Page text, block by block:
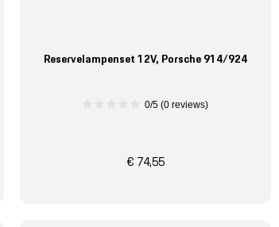
Reservelampenset 12V, Porsche 914/924
0/5 (0 reviews)
€ 74,55